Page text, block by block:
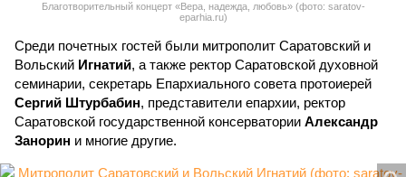
Благотворительный концерт «Вера, надежда, любовь» (фото: saratov-
eparhia.ru)
Среди почетных гостей были митрополит Саратовский и
Вольский Игнатий, а также ректор Саратовской духовной
семинарии, секретарь Епархиального совета протоиерей
Сергий Штурбабин, представители епархии, ректор
Саратовской государственной консерватории Александр
Занорин и многие другие.